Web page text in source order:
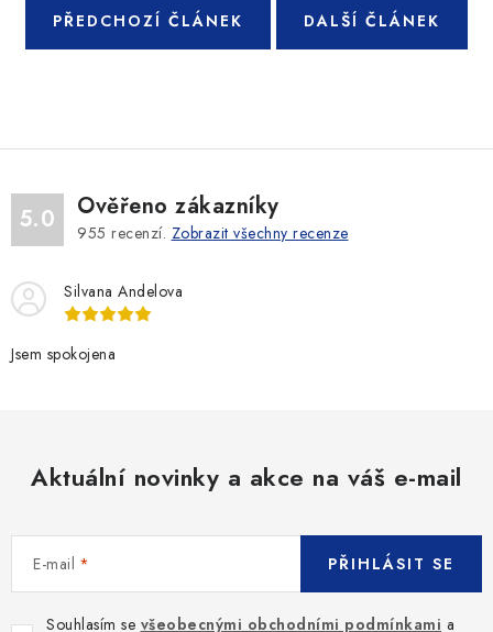
PŘEDCHOZÍ ČLÁNEK DALŠÍ ČLÁNEK
5.0 Ověřeno zákazníky
955 recenzí. Zobrazit všechny recenze
Silvana Andelova
Jsem spokojena
Aktuální novinky a akce na váš e-mail
E-mail
Souhlasím se všeobecnými obchodními podmínkami a
PŘIHLÁSIT SE